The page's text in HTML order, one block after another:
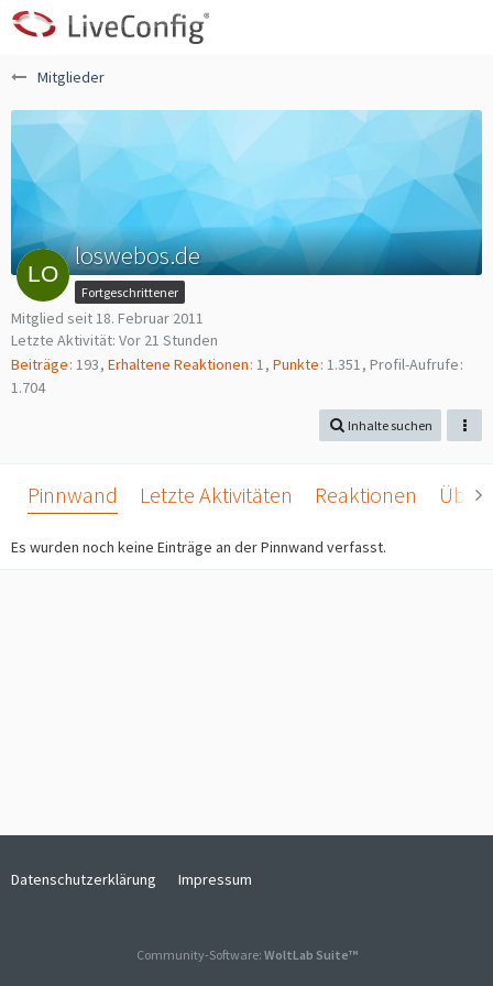
Mitglieder
loswebos.de
Fortgeschrittener
Mitglied seit 18. Februar 2011
Letzte Aktivität: Vor 21 Stunden
Beiträge 193 Erhaltene Reaktionen 1 Punkte 1.351
Profil-Aufrufe
1.704
Inhalte suchen
Pinnwand Letzte Aktivitäten Reaktionen Über
Es wurden noch keine Einträge an der Pinnwand verfasst.
Datenschutzerklärung Impressum
Community-Software: WoltLab Suite™